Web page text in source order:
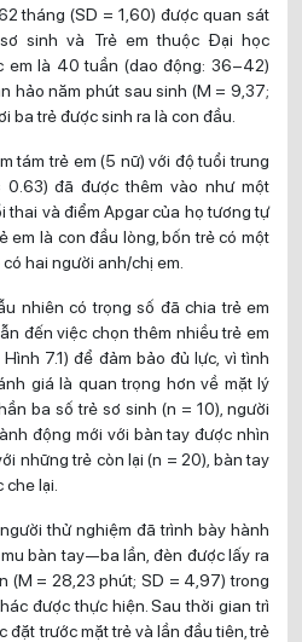
tháng (SD = 1,60) được quan sát
sinh và Trẻ em thuộc Đại học
em là 40 tuần (dao động: 36–42)
hảo năm phút sau sinh (M = 9,37;
ba trẻ được sinh ra là con đầu.
tám trẻ em (5 nữ) với độ tuổi trung
đã được thêm vào như một
thai và điểm Apgar của họ tương tự
em là con đầu lòng, bốn trẻ có một
hai người anh/chị em.
nhiên có trọng số đã chia trẻ em
đến việc chọn thêm nhiều trẻ em
7.1) để đảm bảo đủ lực, vì tình
giá là quan trọng hơn về mặt lý
ba số trẻ sơ sinh (n = 10), người
động mới với bàn tay được nhìn
những trẻ còn lại (n = 20), bàn tay
lại.
thử nghiệm đã trình bày hành
bàn tay—ba lần, đèn được lấy ra
(M = 28,23 phút; SD = 4,97) trong
được thực hiện. Sau thời gian trì
đặt trước mặt trẻ và lần đầu tiên, trẻ